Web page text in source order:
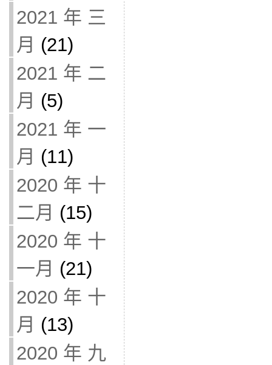
2021 年 三
月 (21)
2021 年 二
月 (5)
2021 年 一
月 (11)
2020 年 十
二月 (15)
2020 年 十
一月 (21)
2020 年 十
月 (13)
2020 年 九